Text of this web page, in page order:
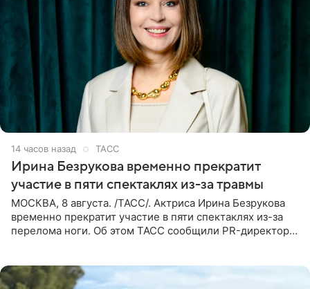
14 часов назад ТАСС
Ирина Безрукова временно прекратит
участие в пяти спектаклях из-за травмы
МОСКВА, 8 августа. /ТАСС/. Актриса Ирина Безрукова
временно прекратит участие в пяти спектаклях из-за
перелома ноги. Об этом ТАСС сообщили PR-директор